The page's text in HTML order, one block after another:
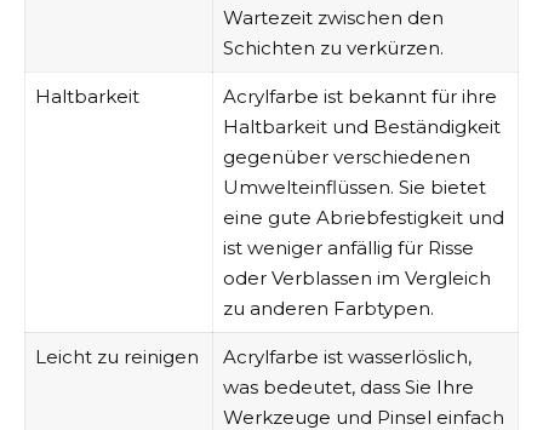
Wartezeit zwischen den
Schichten zu verkürzen.
Haltbarkeit
Acrylfarbe ist bekannt für ihre
Haltbarkeit und Beständigkeit
gegenüber verschiedenen
Umwelteinflüssen. Sie bietet
eine gute Abriebfestigkeit und
ist weniger anfällig für Risse
oder Verblassen im Vergleich
zu anderen Farbtypen.
Leicht zu reinigen
Acrylfarbe ist wasserlöslich,
was bedeutet, dass Sie Ihre
Werkzeuge und Pinsel einfach